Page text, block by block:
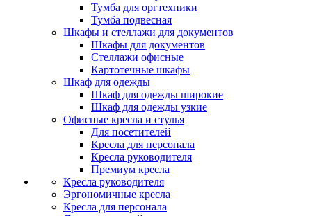
Тумба для оргтехники
Тумба подвесная
Шкафы и стеллажи для документов
Шкафы для документов
Стеллажи офисные
Картотечные шкафы
Шкаф для одежды
Шкаф для одежды широкие
Шкаф для одежды узкие
Офисные кресла и стулья
Для посетителей
Кресла для персонала
Кресла руководителя
Премиум кресла
Кресла руководителя
Эргономичные кресла
Кресла для персонала